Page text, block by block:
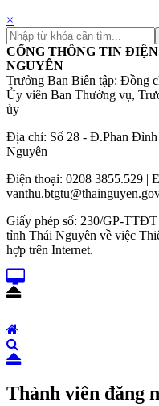
×
CỔNG THÔNG TIN
NGUYÊN
Trưởng Ban Biên tập: Đồng
Ủy viên Ban Thường vụ,
ủy
Địa chỉ: Số 28 - Đ.Phan Đình
Nguyên
Điện thoại: 0208 3855.529 |
Giấy phép số: 230/GP-
tỉnh Thái Nguyên về việc
hợp trên Internet.
Thành viên đăng